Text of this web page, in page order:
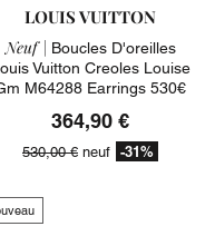
LOUIS VUITTON
Neuf | Boucles D'oreilles
Vuitton Creoles Louise
M64288 Earrings 530€
364,90 €
530,00 € neuf -31%